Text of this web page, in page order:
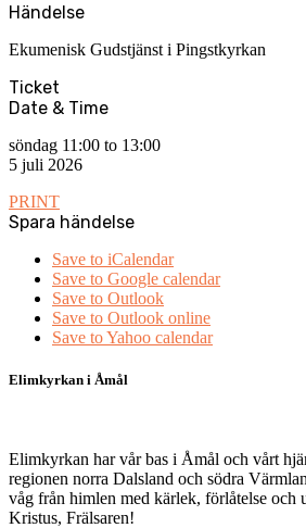
Händelse
Ekumenisk Gudstjänst i Pingstkyrkan
Ticket
Date & Time
söndag 11:00 to 13:00
5 juli 2026
PRINT
Spara händelse
Save to iCalendar
Save to Google calendar
Save to Outlook
Save to Outlook online
Save to Yahoo calendar
Elimkyrkan i Åmål
Elimkyrkan har vår bas i Åmål och vårt
regionen norra Dalsland och södra
våg från himlen med kärlek, förlåtelse och
Kristus, Frälsaren!